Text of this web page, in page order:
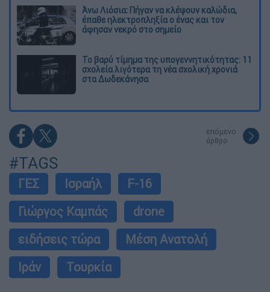
Άνω Λιόσια: Πήγαν να κλέψουν καλώδια,
έπαθε ηλεκτροπληξία ο ένας και τον
άφησαν νεκρό στο σημείο
Το βαρύ τίμημα της υπογεννητικότητας: 11
σχολεία λιγότερα τη νέα σχολική χρονιά
στα Δωδεκάνησα
επόμενο
άρθρο
#TAGS
ΓΕΣ Ισραήλ
F-16
Γιώργος Καμπάς
drone
ειδήσεις τώρα
Μέση Ανατολή
Ιράν
Τουρκία